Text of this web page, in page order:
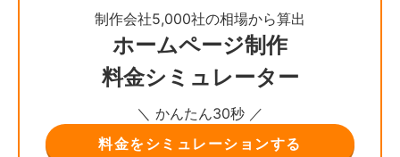
制作会社5,000社の相場から算出
ホームページ制作
料金シミュレーター
＼ かんたん30秒 ／
料金をシミュレーションする